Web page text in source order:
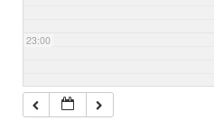
23:00